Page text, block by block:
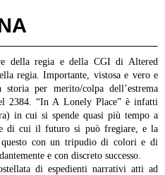
della regia e della CGI di Altered
regia. Importante, vistosa e vero e
per merito/colpa dell’estrema
2384. “In A Lonely Place” è infatti
in cui si spende quasi più tempo a
di cui il futuro si può fregiare, e la
con un tripudio di colori e di
e con discreto successo.
di espedienti narrativi atti ad